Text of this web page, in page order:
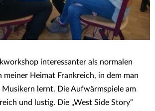
interessanter als normalen
Heimat Frankreich, in dem man
Musikern lernt. Die Aufwärmspiele am
und lustig. Die „West Side Story“